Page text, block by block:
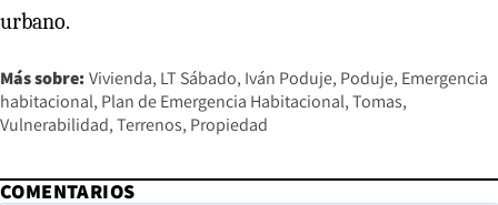
urbano.
Más sobre: Vivienda LT Sábado Iván Poduje Poduje Emergencia
habitacional Plan de Emergencia Habitacional Tomas
Vulnerabilidad Terrenos Propiedad
COMENTARIOS